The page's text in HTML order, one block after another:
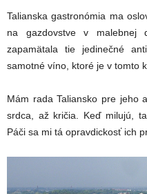
Talianska gastronómia ma
na gazdovstve v malebnej
zapamätala tie jedinečné
samotné víno, ktoré je v tomto
Mám rada Taliansko pre jeho
srdca, až kričia. Keď milujú,
Páči sa mi tá opravdickosť ich